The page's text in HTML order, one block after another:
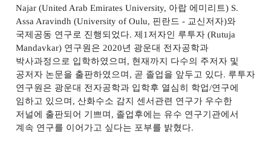
Najar (United Arab Emirates University, 아랍 에미리트) S.
Assa Aravindh (University of Oulu, 핀란드- 교신저자)와
국제공동 연구로 진행되었다.제1 저자인 루투자(Rutuja
Mandavkar) 연구원은 2020년 광운대 전자공학과
박사과정으로 입학하였으며, 현재까지 다수의 주저자 및
공저자 논문을 출판하였으며, 곧 졸업을 앞두고 있다. 루투자
연구원은 광운대 전자공학과 입학후 열심히 학업/연구에
임하고 있으며, 산화수소 감지 센서관련 연구가 우수한
저널에 출판되어 기쁘며, 졸업후에는 유수 연구기관에서
계속 연구를 이어가고 싶다는 포부를 밝혔다.